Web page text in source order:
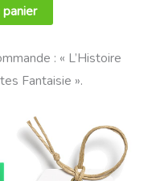
: « L’Histoire
Fantaisie ».